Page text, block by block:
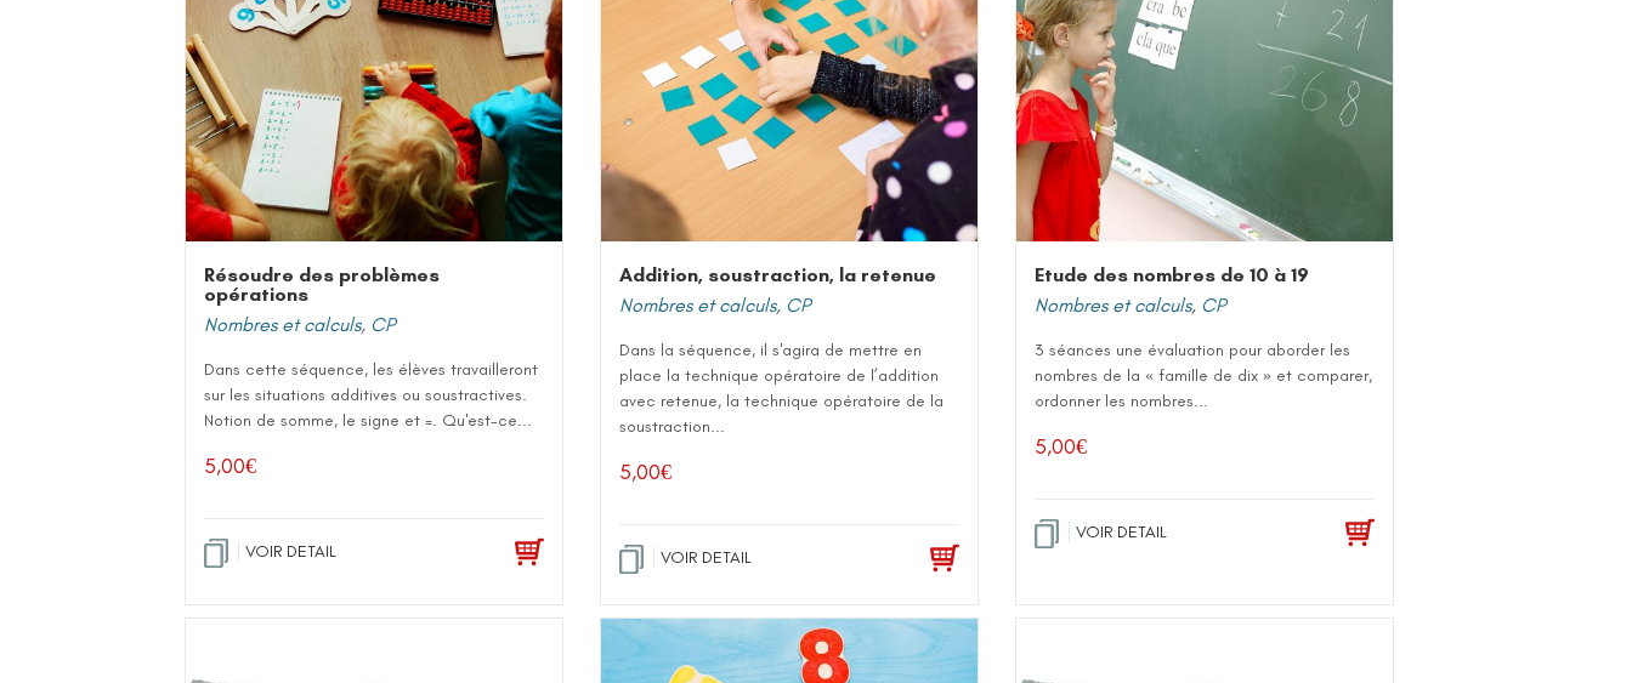
Résoudre des problèmes
opérations
Nombres et calculs, CP
Dans cette séquence, les élèves travailleront
sur les situations additives ou soustractives.
Notion de somme, le signe et =. Qu'est-ce...
5,00€
VOIR DETAIL
Addition, soustraction, la retenue
Nombres et calculs, CP
Dans la séquence, il s'agira de mettre en
place la technique opératoire de l’addition
avec retenue, la technique opératoire de la
soustraction...
5,00€
VOIR DETAIL
Etude des nombres de 10 à 19
Nombres et calculs, CP
3 séances une évaluation pour aborder les
nombres de la « famille de dix » et comparer,
ordonner les nombres...
5,00€
VOIR DETAIL